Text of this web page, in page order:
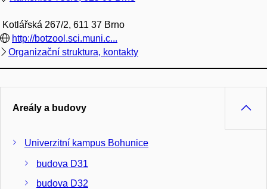
Kotlářská 267/2, 611 37 Brno
http://botzool.sci.muni.c...
Organizační struktura, kontakty
Areály a budovy
Univerzitní kampus Bohunice
budova D31
budova D32